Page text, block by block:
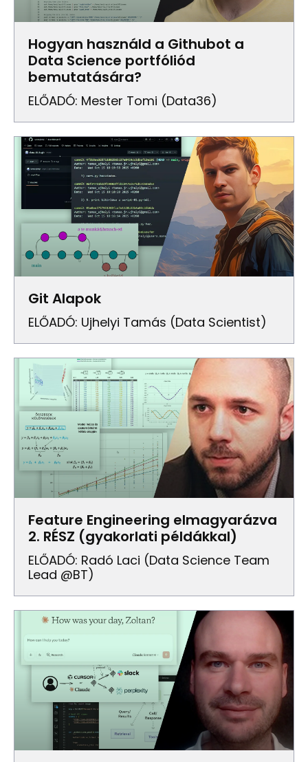
Hogyan használd a Githubot a
Data Science portfóliód
bemutatására?
ELŐADÓ: Mester Tomi (Data36)
Git Alapok
ELŐADÓ: Ujhelyi Tamás (Data Scientist)
Feature Engineering elmagyarázva
2. RÉSZ (gyakorlati példákkal)
ELŐADÓ: Radó Laci (data Science Team
Lead @BT)